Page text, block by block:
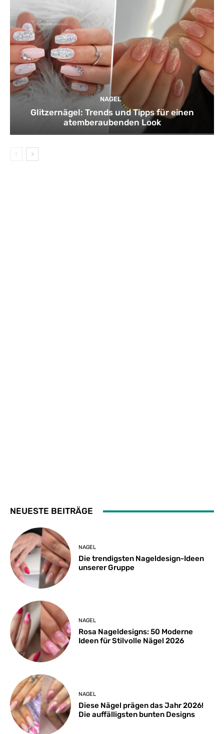
NAGEL
Glitzernägel: Trends und Tipps für einen
atemberaubenden Look
NEUESTE BEITRÄGE
NAGEL
Die trendigsten Nageldesign-Ideen
unserer Gruppe
NAGEL
Rosa Nageldesigns: 50 Moderne
Ideen für Stilvolle Nägel 2026
NAGEL
Diese Nägel prägen das Jahr 2026!
Die auffälligsten bunten Designs